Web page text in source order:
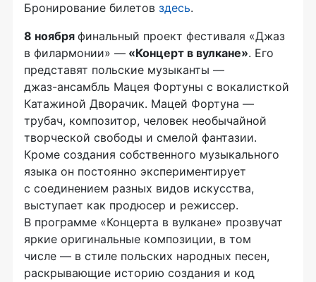
Бронирование билетов здесь.
8 ноября финальный проект фестиваля «Джаз
в филармонии» — «Концерт в вулкане». Его
представят польские музыканты —
джаз-ансамбль Мацея Фортуны с вокалисткой
Катажиной Дворачик. Мацей Фортуна —
трубач, композитор, человек необычайной
творческой свободы и смелой фантазии.
Кроме создания собственного музыкального
языка он постоянно экспериментирует
с соединением разных видов искусства,
выступает как продюсер и режиссер.
В программе «Концерта в вулкане» прозвучат
яркие оригинальные композиции, в том
числе — в стиле польских народных песен,
раскрывающие историю создания и код